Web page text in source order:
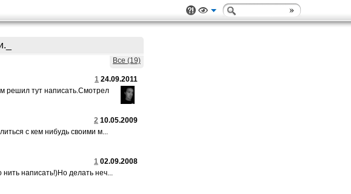
Все (19)
1 24.09.2011
решил тут написать.Смотрел
2 10.05.2009
с кем нибудь своими м...
1 02.09.2008
написать!)Но делать неч...